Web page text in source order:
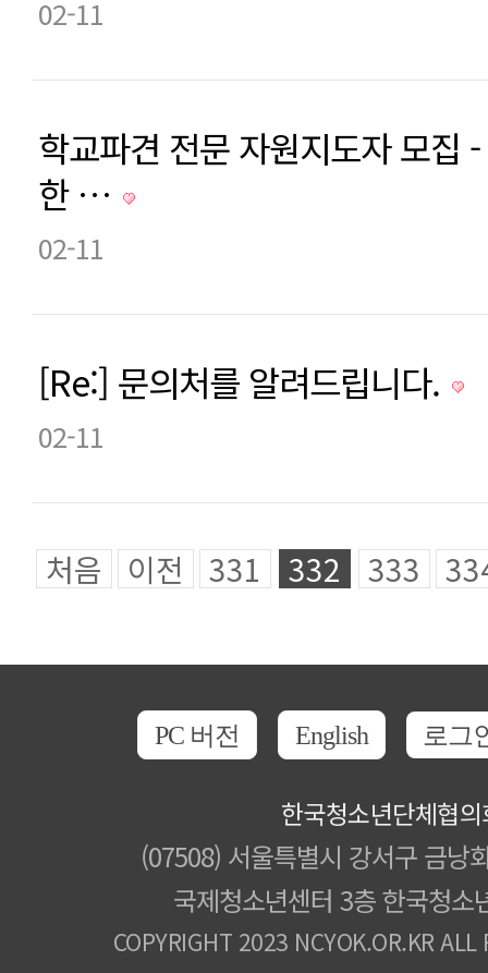
02-11
학교파견 전문 자원지도자 모집
한 …
02-11
[Re:] 문의처를 알려드립니다.
02-11
처음 이전 331 332 333
PC 버전 English 로그
한국청소년단체협
(07508) 서울특별시 강서구 금낭
국제청소년센터 3층 한국청소
COPYRIGHT 2023 NCYOK.OR.KR ALL